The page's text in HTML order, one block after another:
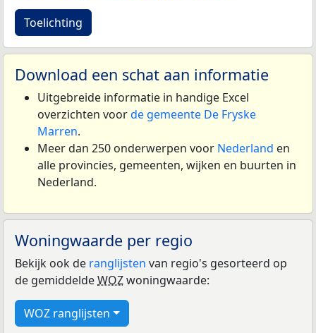
Toelichting
Download een schat aan informatie
Uitgebreide informatie in handige Excel
overzichten voorde gemeente De Fryske
Marren.
Meer dan 250 onderwerpen voor Nederland en
alle provincies, gemeenten, wijken en buurten in
Nederland.
Woningwaarde per regio
Bekijk ook de ranglijsten van regio's gesorteerd op
de gemiddeldeWOZwoningwaarde:
WOZ ranglijsten